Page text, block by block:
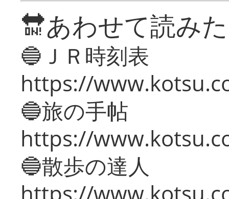
🔛あわせて読み
🔵ＪＲ時刻表
https://
🔵旅の手帖
https://
🔵散歩の達人